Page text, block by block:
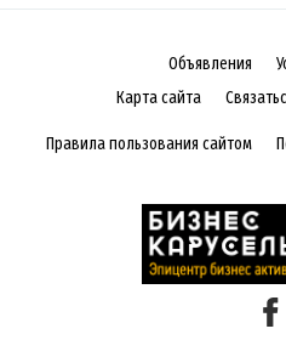
Объявления
Карта сайта
Правила пользования сайтом